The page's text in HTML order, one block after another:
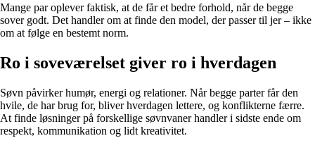
Mange par oplever faktisk, at de får et bedre forhold, når de begge
sover godt. Det handler om at finde den model, der passer til jer – ikke
om at følge en bestemt norm.
Ro i soveværelset giver ro i hverdagen
Søvn påvirker humør, energi og relationer. Når begge parter får den
hvile, de har brug for, bliver hverdagen lettere, og konflikterne færre.
At finde løsninger på forskellige søvnvaner handler i sidste ende om
respekt, kommunikation og lidt kreativitet.